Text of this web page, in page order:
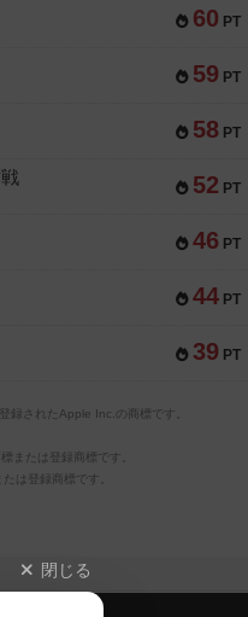
60 PT
59 PT
58 PT
52 PT
46 PT
44 PT
39 PT
録されたApple Inc.の商標です。
または登録商標です。
は登録商標です。
閉じる